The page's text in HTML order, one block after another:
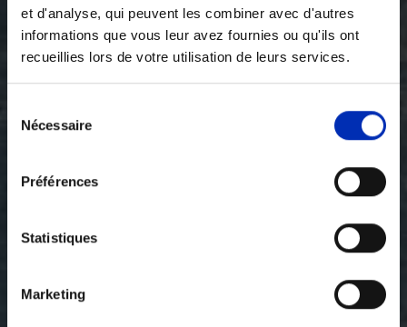
et d'analyse, qui peuvent les combiner avec d'autres
informations que vous leur avez fournies ou qu'ils ont
recueillies lors de votre utilisation de leurs services.
desNécessaire
Préférences
Statistiques
Marketing